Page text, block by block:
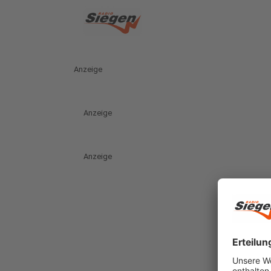
Anzeige
Anzeige
Anzeige